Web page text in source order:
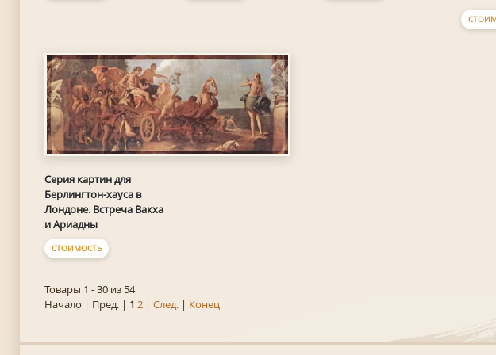
Серия картин для
Берлингтон-хауса в
Лондоне. Встреча Вакха
и Ариадны
СТОИМОСТЬ
Товары 1 - 30 из 54
Начало | Пред. | 1 2| След.| Конец